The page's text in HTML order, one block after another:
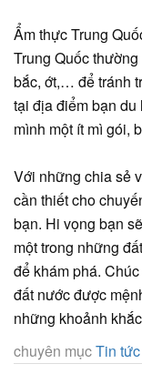
Ẩm thực Trung
Trung Quốc
bắc, ớt,… để tránh
tại địa điểm bạn
mình một ít mì gói,
Với những chia sẻ
cần thiết cho
bạn. Hi vọng bạn
một trong những
để khám phá.
đất nước được
những khoảnh
chuyên mụcTin tức